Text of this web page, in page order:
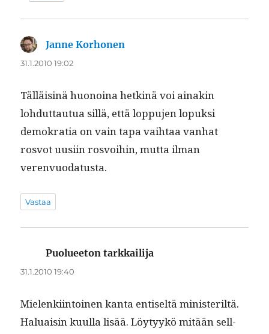
Janne Korhonen
31.1.2010 19:02
Täl­läis­inä huonoina het­k­inä voi ainakin
lohdut­tau­tua sil­lä, että lop­pu­jen lopuk­si
demokra­tia on vain tapa vai­h­taa van­hat
rosvot uusi­in rosvoihin, mut­ta ilman
verenvuodatusta.
Vastaa
Puolueeton tarkkailija
31.1.2010 19:40
Mie­lenki­in­toinen kan­ta entiseltä min­is­ter­iltä.
Halu­aisin kuul­la lisää. Löy­tyykö mitään sel­l­